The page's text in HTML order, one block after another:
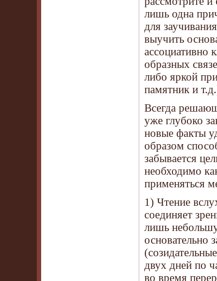
лишь одна
для
выучить
ассоциативно
образных
либо яркой
памятник и
Всегда
уже глубоко
новые факты
образом
забывается
необходимо
применяться
1) Чтение
соединяет
лишь
основательно
двух дней по
во время